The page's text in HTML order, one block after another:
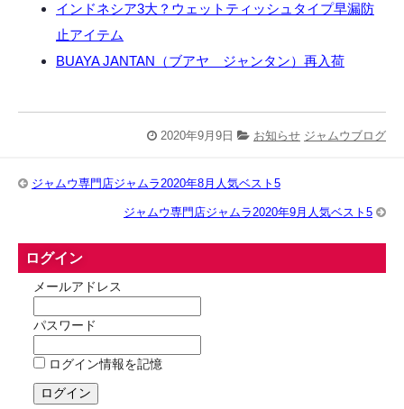
インドネシア3大？ウェットティッシュタイプ早漏防
止アイテム
BUAYA JANTAN（ブアヤ ジャンタン）再入荷
2020年9月9日 お知らせ ジャムウブログ
ジャムウ専門店ジャムラ2020年8月人気ベスト5
ジャムウ専門店ジャムラ2020年9月人気ベスト5
ログイン
メールアドレス
パスワード
ログイン情報を記憶